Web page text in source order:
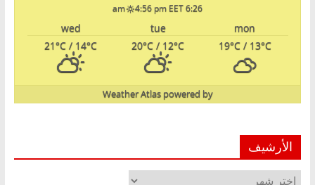
6:26 am
4:56 pm EET
mon
tue
wed
19°C/ 13°C
20°C / 12°C
21°C / 14°C
powered by
Weather Atlas
الأرشيف
الأرشيف